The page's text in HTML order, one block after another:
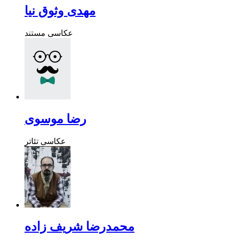
مهدی وثوق نیا
عکاسی مستند
رضا موسوی
عکاسی تئاتر
محمدرضا شریف زاده